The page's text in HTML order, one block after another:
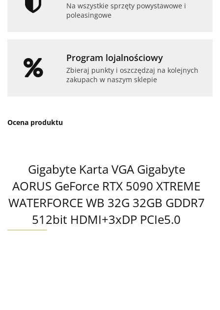
Na wszystkie sprzęty powystawowe i
poleasingowe
Program lojalnościowy
Zbieraj punkty i oszczędzaj na kolejnych
zakupach w naszym sklepie
Ocena produktu
Gigabyte Karta VGA Gigabyte
AORUS GeForce RTX 5090 XTREME
WATERFORCE WB 32G 32GB GDDR7
512bit HDMI+3xDP PCIe5.0